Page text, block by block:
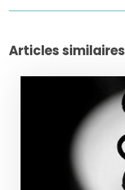
Articles similaires